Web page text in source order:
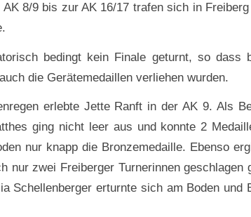
8/9 bis zur AK 16/17 trafen sich in
bedingt kein Finale geturnt, so dass
die Gerätemedaillen verliehen wurden.
erlebte Jette Ranft in der AK 9. Als
ging nicht leer aus und konnte 2
nur knapp die Bronzemedaille. Ebenso
nur zwei Freiberger Turnerinnen geschlagen
Schellenberger erturnte sich am Boden und